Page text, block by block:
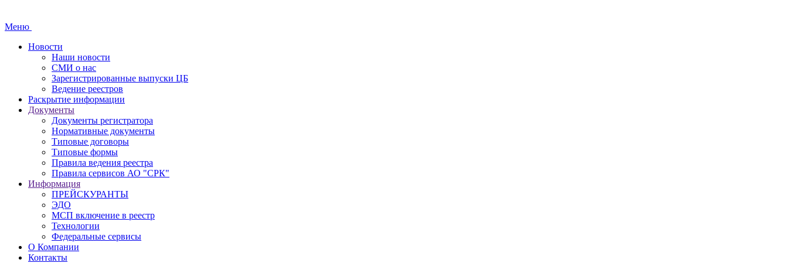
Меню
Новости
Наши новости
СМИ о нас
Зарегистрированные выпуски ЦБ
Ведение реестров
Раскрытие информации
Документы
Документы регистратора
Нормативные документы
Типовые договоры
Типовые формы
Правила ведения реестра
Правила сервисов АО "СРК"
Информация
ПРЕЙСКУРАНТЫ
ЭДО
МСП включение в реестр
Технологии
Федеральные сервисы
О Компании
Контакты